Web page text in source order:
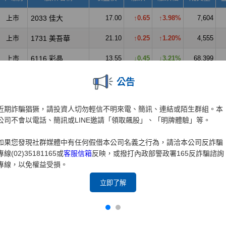
公告
期詐騙猖獗，請投資人切勿輕信不明來電、簡訊、連結或陌生群組。本
司不會以電話、簡訊或LINE邀請「領取飆股」、「明牌體驗」等。
果您發現社群媒體中有任何假借本公司名義之行為，請洽本公司反詐騙
線(02)35181165或客服信箱反映，或撥打內政部警政署165反詐騙諮詢
線，以免權益受損。
立即了解